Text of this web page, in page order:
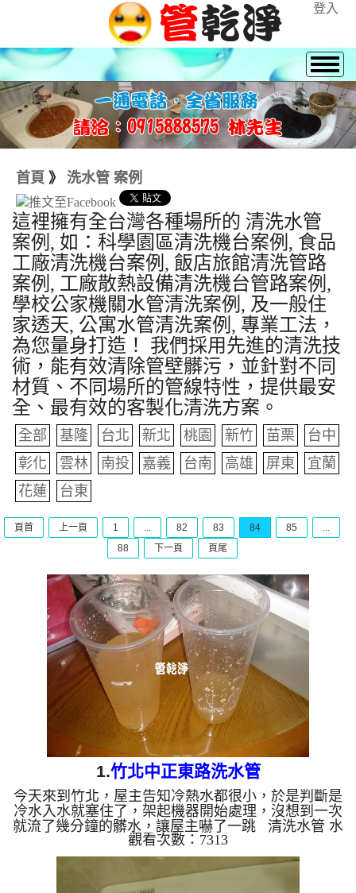
登入
首頁 》 洗水管 案例
這裡擁有全台灣各種場所的 清洗水管
案例, 如：科學園區清洗機台案例, 食品
工廠清洗機台案例, 飯店旅館清洗管路
案例, 工廠散熱設備清洗機台管路案例,
學校公家機關水管清洗案例, 及一般住
家透天, 公寓水管清洗案例, 專業工法，
為您量身打造！ 我們採用先進的清洗技
術，能有效清除管壁髒污，並針對不同
材質、不同場所的管線特性，提供最安
全、最有效的客製化清洗方案。
全部 基隆 台北 新北 桃園 新竹 苗栗
台中
彰化
雲林 南投 嘉義 台南 高雄 屏東
宜蘭
花蓮
台東
頁首 上一頁 1 ... 82 83 84 85
...
88
下一頁 頁尾
1.竹北中正東路洗水管
今天來到竹北，屋主告知冷熱水都很小，於是判斷是
冷水入水就塞住了，架起機器開始處理，沒想到一次
就流了幾分鐘的髒水，讓屋主嚇了一跳 清洗水管 水
管清洗 洗水管 熱水管堵塞 熱水忽冷忽熱 ...
觀看次數：7313